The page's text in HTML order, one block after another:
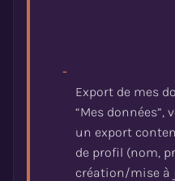
-
Export de mes
“Mes données”,
un export
de profil (nom,
création/mise à